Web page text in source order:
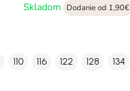
Skladom
Dodanie od 1,90€
110 116 122 128 134